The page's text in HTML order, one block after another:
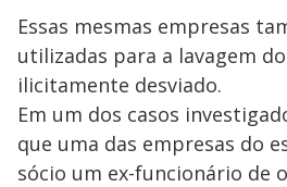
Essas mesmas empresas
utilizadas para a lavagem
ilicitamente desviado.
Em um dos casos
que uma das empresas do
sócio um ex-funcionário de